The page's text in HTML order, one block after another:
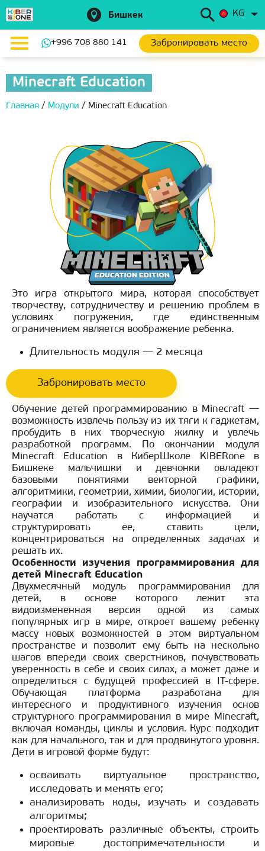
Бишкек KG
+996 708 880 141 Забронировать место
Minecraft Education
Главная / Модули / Minecraft Education
Это игра открытого мира, которая способствует
творчеству, сотрудничеству и решению проблем в
условиях погружения, где единственным
ограничением является воображение ребенка.
Длительность модуля — 2 месяца
Забронировать место
Обучение детей программированию в Minecraft —
возможность извлечь пользу из их тяги к гаджетам,
пробудить в них творческую жилку и увлечь
разработкой программ. По окончании модуля
Minecraft Education в КиберШколе KIBERone в
Бишкеке мальчишки и девчонки овладеют
базовыми понятиями векторной графики,
алгоритмики, геометрии, химии, биологии, истории,
географии и изобразительного искусства. Они
научатся работать с информацией и
структурировать ее, ставить цели,
концентрироваться на определенных задачах и
решать их.
Особенности изучения программирования для
детей Minecraft Education
Двухмесячный модуль программирования для
детей, в основе которого лежит эта
видоизмененная версия одной из самых
популярных игр в мире, откроет вашему ребенку
массу новых возможностей в этом виртуальном
пространстве и позволит ему быть на несколько
шагов впереди своих сверстников, почувствовать
уверенность в себе и своих силах, а может даже и
определиться с будущей профессией в IT-сфере.
Обучающая платформа разработана для
интересного и продуктивного изучения основ
структурного программирования в мире Minecraft,
включая команды, циклы и условия. Курс подходит
как для начального, так и для продвинутого уровня.
Дети в игровой форме будут:
осваивать виртуальное пространство,
исследовать и менять его;
анализировать коды, изучать и создавать
алгоритмы;
проектировать различные объекты, строить
мировые достопримечательности и